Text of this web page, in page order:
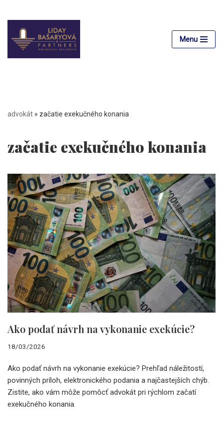
Preskočiť
na
obsah
Menu
advokát » začatie exekučného konania
začatie exekučného konania
Ako podať návrh na vykonanie exekúcie?
18/03/2026
Ako podať návrh na vykonanie exekúcie? Prehľad náležitostí,
povinných príloh, elektronického podania a najčastejších chýb.
Zistite, ako vám môže pomôcť advokát pri rýchlom začatí
exekučného konania.